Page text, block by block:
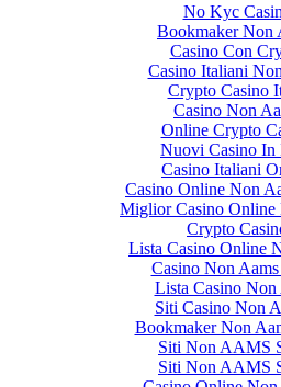
No Kyc
Bookmaker Non
Casino Con
Casino Italiani
Crypto Casino
Casino Non
Online Crypto
Nuovi Casino In
Casino Italiani
Casino Online Non
Miglior Casino Online
Crypto
Lista Casino Online
Casino Non
Lista Casino Non
Siti Casino Non
Bookmaker Non
Siti Non AAMS
Siti Non AAMS